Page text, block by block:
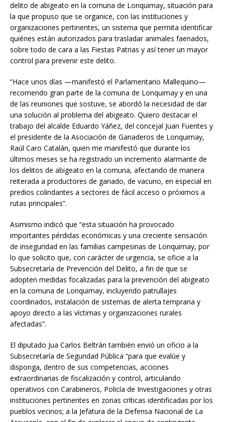
delito de abigeato en la comuna de Lonquimay, situación para
la que propuso que se organice, con las instituciones y
organizaciones pertinentes, un sistema que permita identificar
quiénes están autorizados para trasladar animales faenados,
sobre todo de cara a las Fiestas Patrias y así tener un mayor
control para prevenir este delito.
“Hace unos días —manifestó el Parlamentario Mallequino—
recorriendo gran parte de la comuna de Lonquimay y en una
de las reuniones que sostuve, se abordó la necesidad de dar
una solución al problema del abigeato. Quiero destacar el
trabajo del alcalde Eduardo Yáñez, del concejal Juan Fuentes y
el presidente de la Asociación de Ganaderos de Lonquimay,
Raúl Caro Catalán, quien me manifestó que durante los
últimos meses se ha registrado un incremento alarmante de
los delitos de abigeato en la comuna, afectando de manera
reiterada a productores de ganado, de vacuno, en especial en
predios colindantes a sectores de fácil acceso o próximos a
rutas principales”.
Asimismo indicó que “esta situación ha provocado
importantes pérdidas económicas y una creciente sensación
de inseguridad en las familias campesinas de Lonquimay, por
lo que solicito que, con carácter de urgencia, se oficie a la
Subsecretaría de Prevención del Delito, a fin de que se
adopten medidas focalizadas para la prevención del abigeato
en la comuna de Lonquimay, incluyendo patrullajes
coordinados, instalación de sistemas de alerta temprana y
apoyo directo a las víctimas y organizaciones rurales
afectadas”.
El diputado Jua Carlos Beltrán también envió un oficio a la
Subsecretaría de Seguridad Pública “para que evalúe y
disponga, dentro de sus competencias, acciones
extraordinarias de fiscalización y control, articulando
operativos con Carabineros, Policía de Investigaciones y otras
instituciones pertinentes en zonas críticas identificadas por los
pueblos vecinos; a la Jefatura de la Defensa Nacional de La